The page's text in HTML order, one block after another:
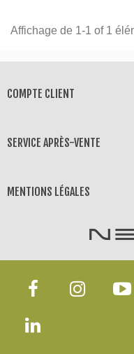
Affichage de 1-1 of 1
COMPTE CLIENT
SERVICE APRÈS-VENTE
MENTIONS LÉGALES